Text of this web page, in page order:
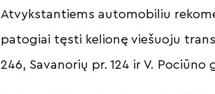
Atvykstantiems automobiliu
patogiai tęsti kelionę viešuoju
246, Savanorių pr. 124 ir V. Pociūno